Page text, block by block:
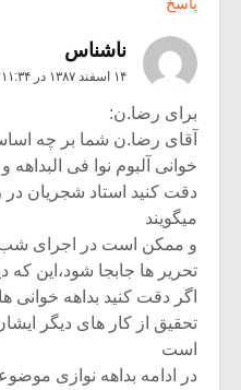
ناشناس
۱۴ اسفند ۱۳۸۷ در ۱۱:۳۴ ب٫ظ
برای رضا.ن:
آقای رضا.ن شما بر چه
خوانی آلبوم نوا فی
دقت کنید استاد شجریان در
میگویند
و ممکن است در اجرای
تحریر ها جابجا شود،این که
اگر دقت کنید بداهه خوانی
تحقیق از کار های دیگر
است
در ادامه بداهه نوازی